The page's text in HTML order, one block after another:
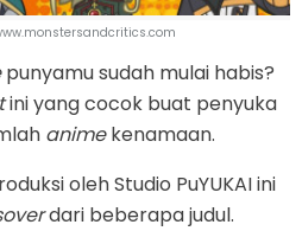
punyamu sudah mulai habis?
ini yang cocok buat penyuka
animekenamaan.
oleh Studio PuYUKAI ini
dari beberapa judul.